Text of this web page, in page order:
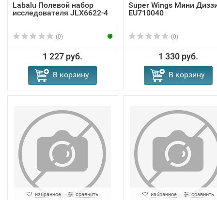
Labalu Полевой набор
исследователя JLX6622-4
(0)
1 227 руб.
В корзину
Super Wings Мини
EU710040
(0)
1 330 руб.
В корзину
избранное сравнить избранное сравнить